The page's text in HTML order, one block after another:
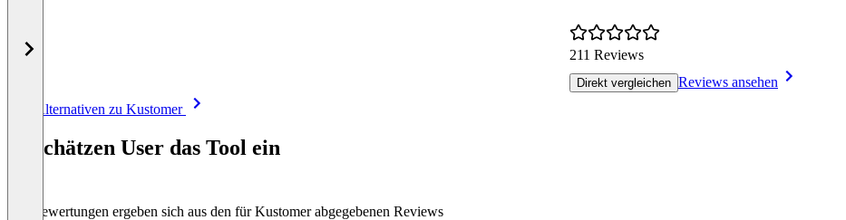
211 Reviews
Direkt vergleichen Reviews ansehen
Alle Alternativen zu Kustomer
So schätzen User das Tool ein
Die Bewertungen ergeben sich aus den für Kustomer abgegebenen Reviews